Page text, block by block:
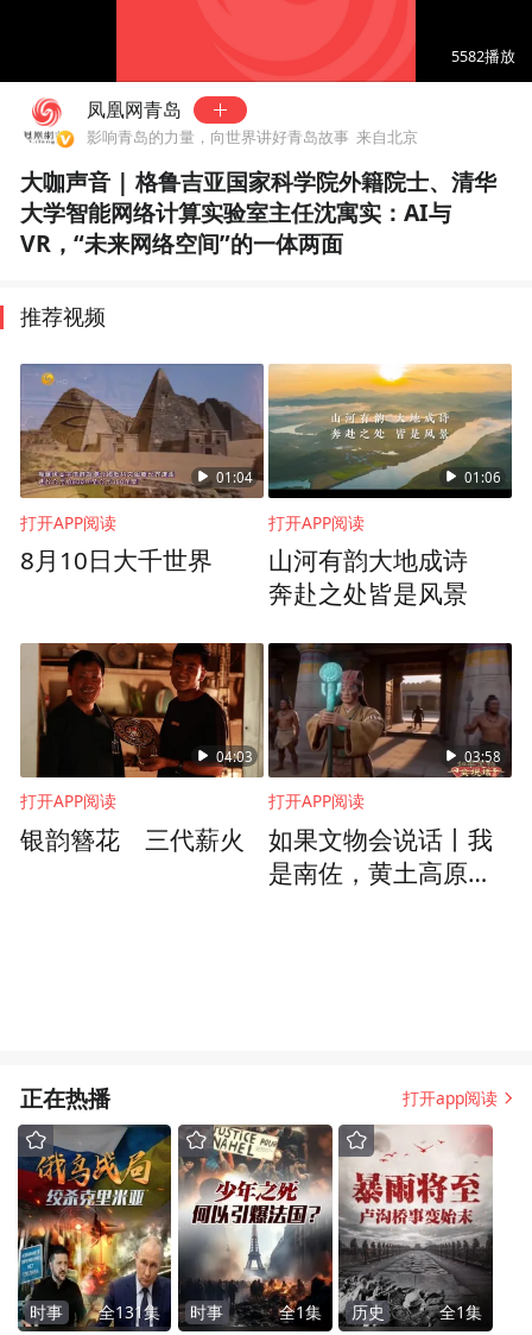
01:04
5582播放
凤凰网青岛
影响青岛的力量，向世界讲好青岛故事 来自北京
大咖声音 | 格鲁吉亚国家科学院外籍院士、清华
大学智能网络计算实验室主任沈寓实：AI与
VR，“未来网络空间”的一体两面
推荐视频
01:04
打开APP阅读
8月10日大千世界
01:06
打开APP阅读
山河有韵大地成诗
奔赴之处皆是风景
04:03
打开APP阅读
银韵簪花 三代薪火
03:58
打开APP阅读
如果文物会说话丨我
是南佐，黄土高原的
正在热播 打开app阅读
时事 全131集 时事 全1集 历史 全1集